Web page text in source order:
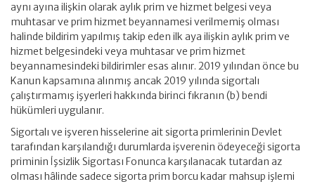
aynı ayına ilişkin olarak aylık prim ve hizmet belgesi veya
muhtasar ve prim hizmet beyannamesi verilmemiş olması
halinde bildirim yapılmış takip eden ilk aya ilişkin aylık prim ve
hizmet belgesindeki veya muhtasar ve prim hizmet
beyannamesindeki bildirimler esas alınır. 2019 yılından önce bu
Kanun kapsamına alınmış ancak 2019 yılında sigortalı
çalıştırmamış işyerleri hakkında birinci fıkranın (b) bendi
hükümleri uygulanır.
Sigortalı ve işveren hisselerine ait sigorta primlerinin Devlet
tarafından karşılandığı durumlarda işverenin ödeyeceği sigorta
priminin İşsizlik Sigortası Fonunca karşılanacak tutardan az
olması hâlinde sadece sigorta prim borcu kadar mahsup işlemi